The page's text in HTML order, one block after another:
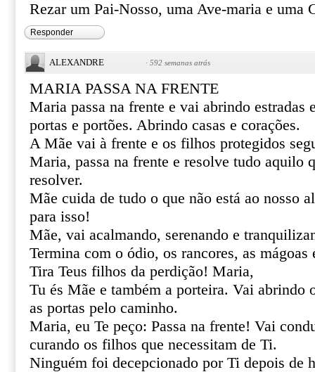
Rezar um Pai-Nosso, uma Ave-maria e uma
Responder
ALEXANDRE · 592 semanas atrás
MARIA PASSA NA FRENTE
Maria passa na frente e vai abrindo estradas
portas e portões. Abrindo casas e corações.
A Mãe vai à frente e os filhos protegidos
Maria, passa na frente e resolve tudo aquilo
resolver.
Mãe cuida de tudo o que não está ao nosso
para isso!
Mãe, vai acalmando, serenando e
Termina com o ódio, os rancores, as mágoas
Tira Teus filhos da perdição! Maria,
Tu és Mãe e também a porteira. Vai abrindo
as portas pelo caminho.
Maria, eu Te peço: Passa na frente! Vai
curando os filhos que necessitam de Ti.
Ninguém foi decepcionado por Ti depois de